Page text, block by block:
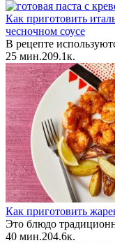
Как приготовить
чесночном соусе
В рецепте
25 мин.209.1к.
Как приготовить
Это блюдо
40 мин.204.6к.